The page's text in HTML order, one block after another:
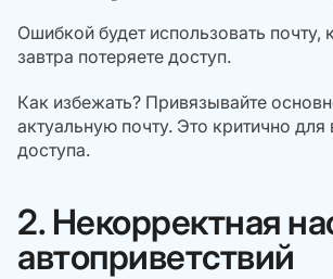
Ошибкой будет использовать почту,
завтра потеряете доступ.
Как избежать? Привязывайте
актуальную почту. Это критично для
доступа.
2. Некорректная
автоприветствий